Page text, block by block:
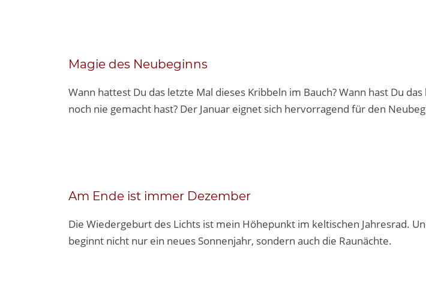
Magie des Neubeginns
Wann hattest Du das letzte Mal dieses Kribbeln im Bauch? Wann hast Du
noch nie gemacht hast? Der Januar eignet sich hervorragend für den
Am Ende ist immer Dezember
Die Wiedergeburt des Lichts ist mein Höhepunkt im keltischen Jahresrad.
beginnt nicht nur ein neues Sonnenjahr, sondern auch die Raunächte.